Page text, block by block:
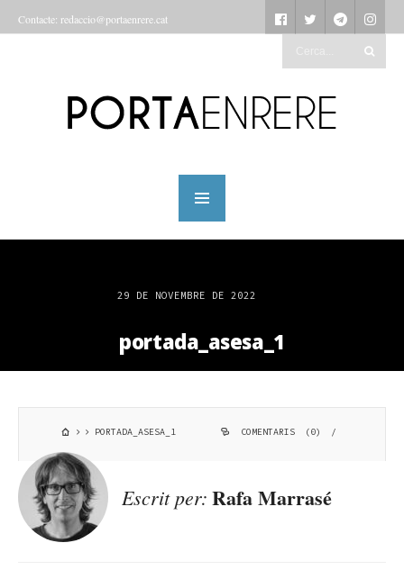
Contacte: redaccio@portaenrere.cat
29 DE NOVEMBRE DE 2022
portada_asesa_1
PORTADA_ASESA_1 COMENTARIS (0) /
Escrit per: Rafa Marrasé